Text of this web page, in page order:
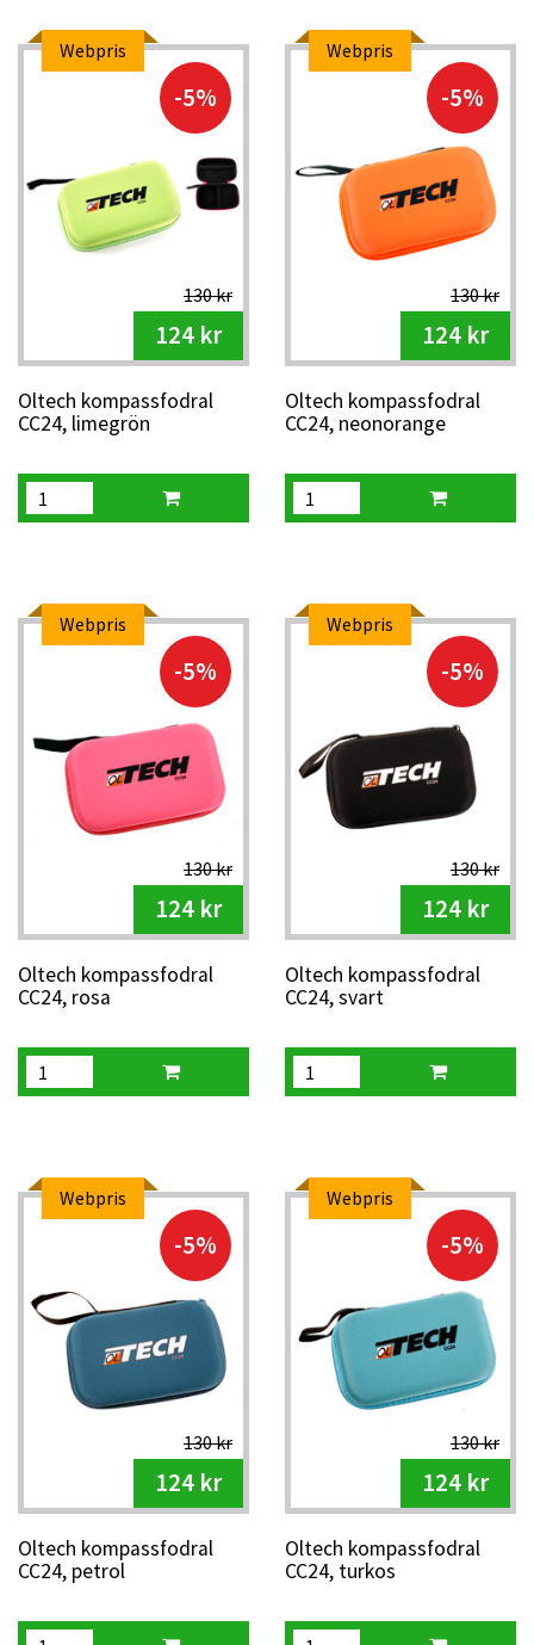
Webpris
-5%
130 kr
124 kr
Oltech kompassfodral
CC24, limegrön
Webpris
-5%
130 kr
124 kr
Oltech kompassfodral
CC24, neonorange
Webpris
-5%
130 kr
124 kr
Oltech kompassfodral
CC24, rosa
Webpris
-5%
130 kr
124 kr
Oltech kompassfodral
CC24, svart
Webpris
-5%
130 kr
124 kr
Oltech kompassfodral
CC24, petrol
Webpris
-5%
130 kr
124 kr
Oltech kompassfodral
CC24, turkos